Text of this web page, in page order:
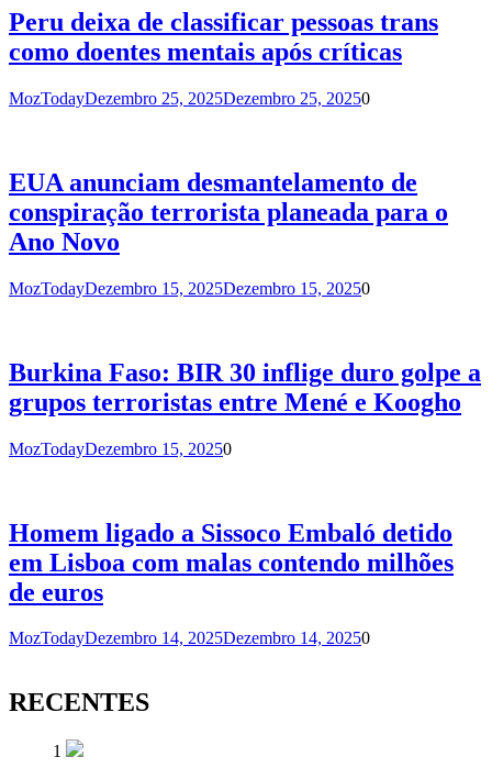
Peru deixa de classificar pessoas trans
como doentes mentais após críticas
MozTodayDezembro 25, 2025Dezembro 25, 20250
EUA anunciam desmantelamento de
conspiração terrorista planeada para o
Ano Novo
MozTodayDezembro 15, 2025Dezembro 15, 20250
Burkina Faso: BIR 30 inflige duro golpe a
grupos terroristas entre Mené e Koogho
MozTodayDezembro 15, 20250
Homem ligado a Sissoco Embaló detido
em Lisboa com malas contendo milhões
de euros
MozTodayDezembro 14, 2025Dezembro 14, 20250
RECENTES
1